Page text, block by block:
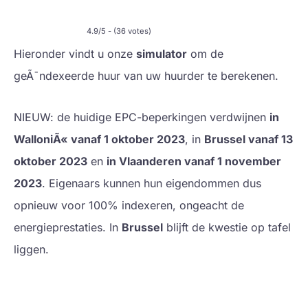
4.9/5 - (36 votes)
Hieronder vindt u onze simulator om de
geÃ¯ndexeerde huur van uw huurder te berekenen.
NIEUW: de huidige EPC-beperkingen verdwijnen in
WalloniÃ« vanaf 1 oktober 2023, in Brussel vanaf 13
oktober 2023 en in Vlaanderen vanaf 1 november
2023. Eigenaars kunnen hun eigendommen dus
opnieuw voor 100% indexeren, ongeacht de
energieprestaties. In Brussel blijft de kwestie op tafel
liggen.